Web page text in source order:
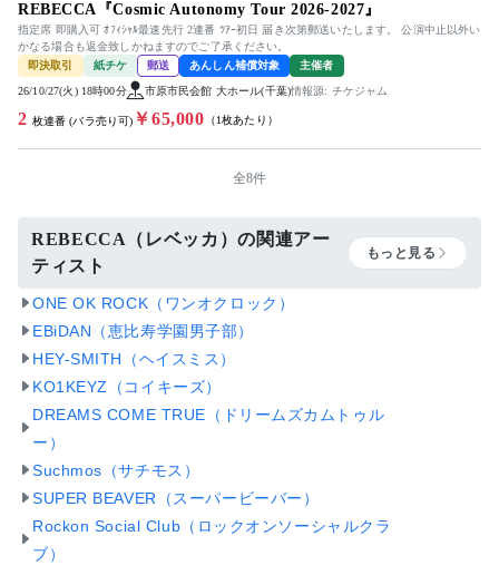
REBECCA『Cosmic Autonomy Tour 2026-2027』
指定席 即購入可 ｵﾌｨｼｬﾙ最速先行 2連番 ﾂｱｰ初日 届き次第郵送いたします。 公演中止以外い
かなる場合も返金致しかねますのでご了承ください。
即決取引
紙チケ 郵送 あんしん補償対象 主催者
26/10/27(火) 18時00分 市原市民会館 大ホール(千葉)情報源: チケジャム
2 枚連番 (バラ売り可) ￥65,000 （1枚あたり）
全8件
REBECCA（レベッカ）の関連アー
ティスト
もっと見る
ONE OK ROCK（ワンオクロック）
EBiDAN（恵比寿学園男子部）
HEY-SMITH（ヘイスミス）
KO1KEYZ（コイキーズ）
DREAMS COME TRUE（ドリームズカムトゥル
ー）
Suchmos（サチモス）
SUPER BEAVER（スーパービーバー）
Rockon Social Club（ロックオンソーシャルクラ
ブ）